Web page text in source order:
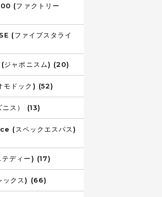
(ファクトリー
(ファイブスタライ
ジャポニスム) (20)
ドック) (52)
ス） (13)
(スペックエスパス)
ディー) (17)
ックス) (66)